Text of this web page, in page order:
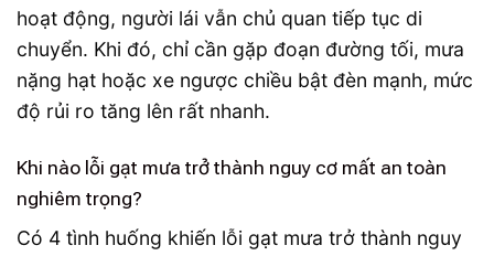
hoạt động, người lái vẫn chủ quan tiếp tục di
chuyển. Khi đó, chỉ cần gặp đoạn đường tối, mưa
nặng hạt hoặc xe ngược chiều bật đèn mạnh, mức
độ rủi ro tăng lên rất nhanh.
Khi nào lỗi gạt mưa trở thành nguy cơ mất an toàn
nghiêm trọng?
Có 4 tình huống khiến lỗi gạt mưa trở thành nguy